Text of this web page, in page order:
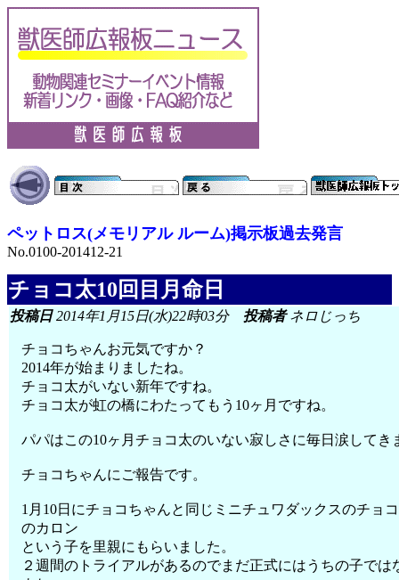
ペットロス(メモリアル ルーム)掲示板過去発言
No.0100-201412-21
チョコ太10回目月命日
投稿日2014年1月15日(水)22時03分 投稿者ネロじっち
チョコちゃんお元気ですか？
2014年が始まりましたね。
チョコ太がいない新年ですね。
チョコ太が虹の橋にわたってもう10ヶ月ですね。
パパはこの10ヶ月チョコ太のいない寂しさに毎日涙してき
チョコちゃんにご報告です。
1月10日にチョコちゃんと同じミニチュワダックスのチョ
のカロン
という子を里親にもらいました。
２週間のトライアルがあるのでまだ正式にはうちの子では